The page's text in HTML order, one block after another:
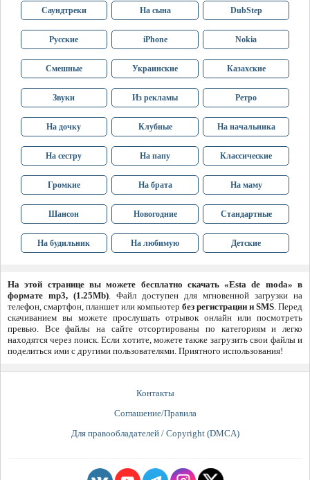
Саундтреки На сына DubStep
Русские iPhone Nokia
Смешные Украинские Казахские
Звуки Из рекламы Ретро
На дочку Клубные На начальника
На сестру На папу Классические
Громкие На брата На маму
Шансон Новогодние Стандартные
На будильник На любимую Детские
На этой странице вы можете бесплатно скачать «Esta de moda» в
формате mp3, (1.25Mb). Файл доступен для мгновенной загрузки на
телефон, смартфон, планшет или компьютер без регистрации и SMS. Перед
скачиванием вы можете прослушать отрывок онлайн или посмотреть
превью. Все файлы на сайте отсортированы по категориям и легко
находятся через поиск. Если хотите, можете также загрузить свои файлы и
поделиться ими с другими пользователями. Приятного использования!
Контакты
Соглашение/Правила
Для правообладателей / Copyright (DMCA)